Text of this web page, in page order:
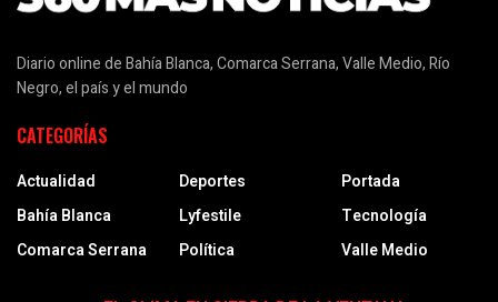
Diario online de Bahía Blanca, Comarca Serrana, Valle Medio, Río
Negro, el país y el mundo
CATEGORÍAS
Actualidad
Bahía Blanca
Comarca Serrana
Deportes
Lyfestile
Política
Portada
Tecnología
Valle Medio